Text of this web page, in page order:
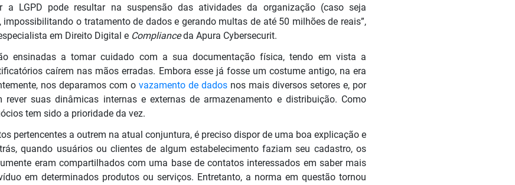
a LGPD pode resultar na suspensão das atividades da organização (caso seja
o tratamento de dados e gerando multas de até 50 milhões de reais”,
em Direito Digital e Complianceda Apura Cybersecurit.
ensinadas a tomar cuidado com a sua documentação física, tendo em vista a
caírem nas mãos erradas. Embora esse já fosse um costume antigo, na era
nos deparamos com o vazamento de dados nos mais diversos setores e, por
rever suas dinâmicas internas e externas de armazenamento e distribuição. Como
tem sido a prioridade da vez.
pertencentes a outrem na atual conjuntura, é preciso dispor de uma boa explicação e
quando usuários ou clientes de algum estabelecimento faziam seu cadastro, os
eram compartilhados com uma base de contatos interessados em saber mais
em determinados produtos ou serviços. Entretanto, a norma em questão tornou